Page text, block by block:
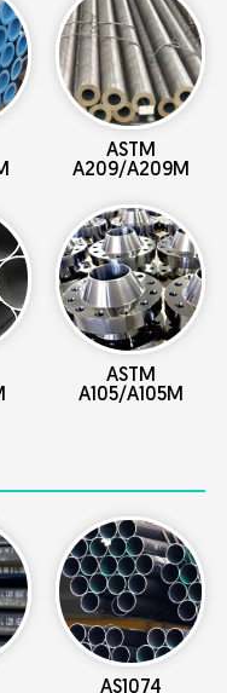
ASTM
A209/A209M
ASTM
A105/A105M
AS1074